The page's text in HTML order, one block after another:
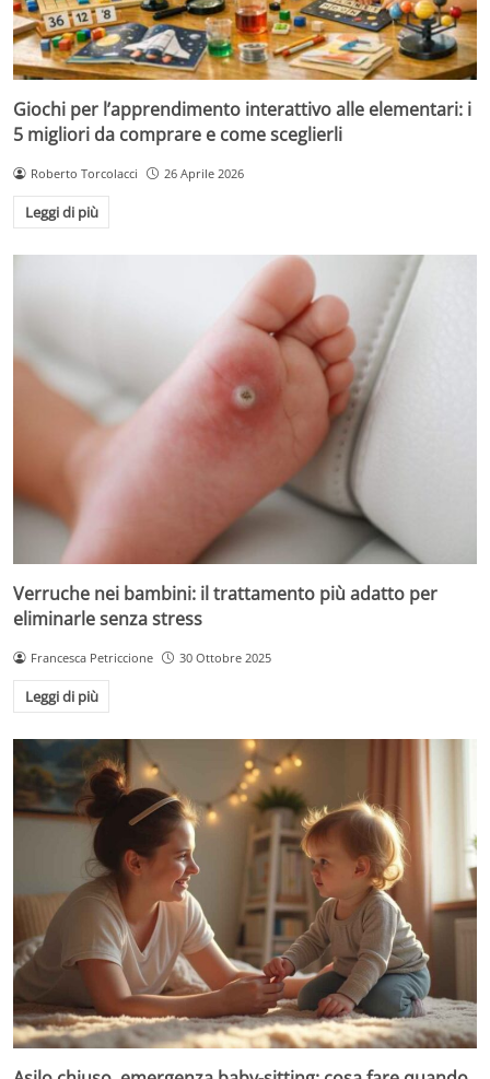
Giochi per l’apprendimento interattivo alle elementari: i
5 migliori da comprare e come sceglierli
Roberto Torcolacci 26 Aprile 2026
Leggi di più
Verruche nei bambini: il trattamento più adatto per
eliminarle senza stress
Francesca Petriccione 30 Ottobre 2025
Leggi di più